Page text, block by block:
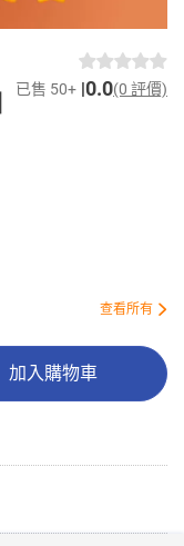
已售 50+ 0.0(0 評價)
查看所有
加入購物車